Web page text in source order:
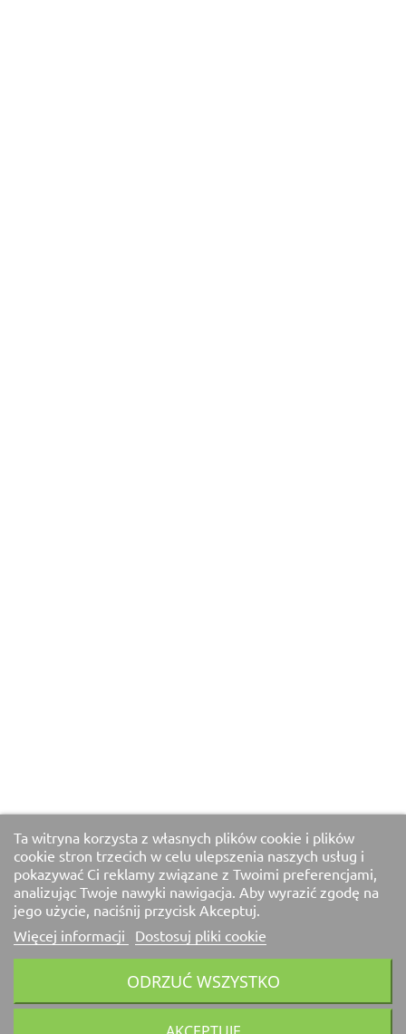
Ta witryna korzysta z własnych plików cookie i plików
cookie stron trzecich w celu ulepszenia naszych usług i
pokazywać Ci reklamy związane z Twoimi preferencjami,
analizując Twoje nawyki nawigacja. Aby wyrazić zgodę na
jego użycie, naciśnij przycisk Akceptuj.
Więcej informacji
Dostosuj pliki cookie
ODRZUĆ WSZYSTKO